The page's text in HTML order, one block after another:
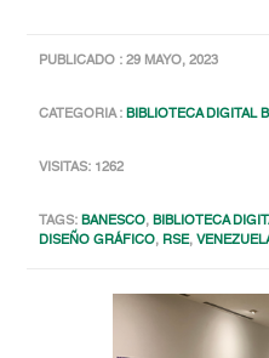
PUBLICADO : 29 MAYO, 2023
CATEGORIA :BIBLIOTECA DIGITAL
VISITAS: 1262
TAGS:BANESCO,BIBLIOTECA
DISEÑO GRÁFICO, RSE,